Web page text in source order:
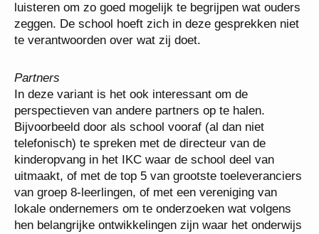
luisteren om zo goed mogelijk te begrijpen wat ouders
zeggen. De school hoeft zich in deze gesprekken niet
te verantwoorden over wat zij doet.
Partners
In deze variant is het ook interessant om de
perspectieven van andere partners op te halen.
Bijvoorbeeld door als school vooraf (al dan niet
telefonisch) te spreken met de directeur van de
kinderopvang in het IKC waar de school deel van
uitmaakt, of met de top 5 van grootste toeleveranciers
van groep 8-leerlingen, of met een vereniging van
lokale ondernemers om te onderzoeken wat volgens
hen belangrijke ontwikkelingen zijn waar het onderwijs